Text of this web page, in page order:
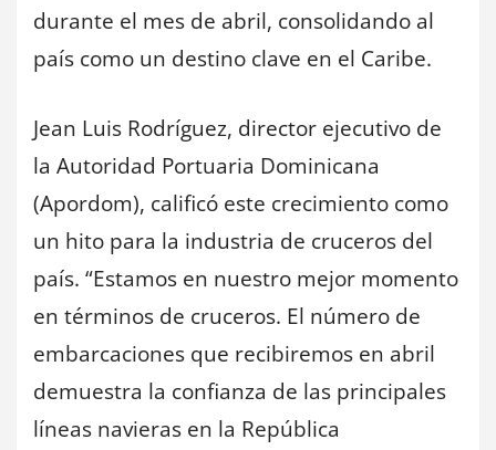
durante el mes de abril, consolidando al
país como un destino clave en el Caribe.
Jean Luis Rodríguez, director ejecutivo de
la Autoridad Portuaria Dominicana
(Apordom), calificó este crecimiento como
un hito para la industria de cruceros del
país. “Estamos en nuestro mejor momento
en términos de cruceros. El número de
embarcaciones que recibiremos en abril
demuestra la confianza de las principales
líneas navieras en la República